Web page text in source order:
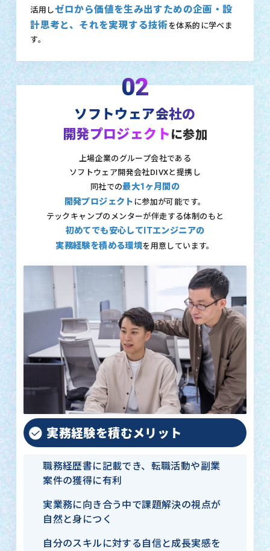
活用しゼロから価値を生み出すための企画・設
計思考と、それを実現する技術を体系的に学べま
す。
02
ソフトウェア会社の
開発プロジェクト に参加
上場企業のグループ会社である
ソフトウェア開発会社DIVXと提携し
同社での最大1ヶ月間の
開発プロジェクト に参加が可能です。
テックキャンプのメンターが伴走する体制のもと
初めてでも安心してITエンジニアの
実務経験を積める環境を用意しています。
実務経験を積むメリット
職務経歴書に記載でき、転職活動や副業
案件の獲得に有利
実業務に向き合う中で課題解決の視点が
自然と身につく
自分のスキルに対する自信と成長実感を